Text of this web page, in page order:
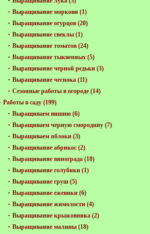
Выращивание моркови (1)
Выращивание огурцов (20)
Выращивание свеклы (1)
Выращивание томатов (24)
Выращивание тыквенных (5)
Выращивание черной редьки (3)
Выращивание чеснока (11)
Сезонные работы в огороде (14)
Работы в саду (199)
Выращиваем вишню (6)
Выращиваем черную смородину (7)
Выращиваем яблоки (3)
Выращивание абрикос (2)
Выращивание винограда (18)
Выращивание голубики (1)
Выращивание груш (5)
Выращивание ежевики (6)
Выращивание жимолости (4)
Выращивание крыжовника (2)
Выращивание малины (18)